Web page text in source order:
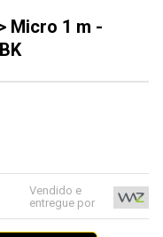
Micro 1 m -
Vendido e
entregue por